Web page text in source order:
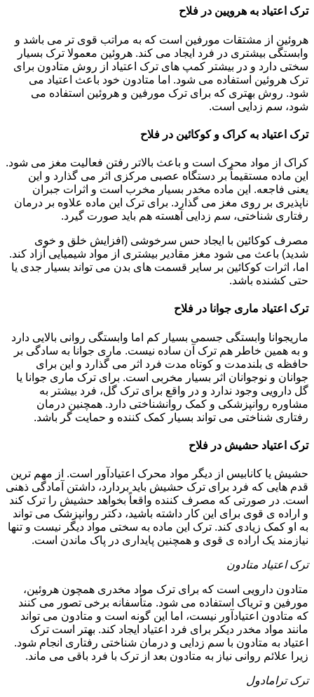
ترک اعتیاد به هرویین در فلاح
هروئین از مشتقات مورفین است که به مراتب قوی تر می باشد و
وابستگی بیشتری در فرد ایجاد می کند. هروئین معمولا ترک بسیار
سختی دارد و در بیشتر کمپ های ترک اعتیاد از روش متادون برای
ترک هروئین استفاده می شود. اما متادون خود باعث اعتیاد می
شود. روش بهتری که برای ترک مورفین و هروئین استفاده می
شود، سم زدایی است.
ترک اعتیاد به کراک و کوکائین در فلاح
کراک از مواد محرک است و باعث بالاتر رفتن فعالیت مغز می شود.
این ماده مستقیماً بر دستگاه عصبی مرکزی اثر می گذارد و این
یعنی فاجعه. این ماده مخدر بسیار مخرب است و اثرات جبران
ناپذیری بر روی مغز می گذارد. برای ترک این ماده علاوه بر درمان
رفتاری شناختی، سم زدایی آهسته هم باید صورت گیرد.
مصرف کوکائین با ایجاد حس سرخوشی (افزایش خلق و خوی
شدید) باعث می شود مغز مقادیر بیشتری از مواد شیمیایی آزاد کند.
اما، اثرات کوکائین بر سایر قسمت های بدن می تواند بسیار جدی یا
حتی کشنده باشد.
ترک اعتیاد ماری جوانا در فلاح
ماریجوانا وابستگی جسمی بسیار کم اما وابستگی روانی بالایی دارد
و به همین خاطر هم ترک آن ساده نیست. ماری جوانا به سادگی بر
حافظه ی بلندمدت و کوتاه مدت فرد اثر می گذارد و این برای
جوانان و نوجوانان اثر بسیار مخربی است. برای ترک ماری جوانا یا
گل دارویی وجود ندارد و در واقع برای ترک گل، فرد بیشتر به
مشاوره روانپزشکی و کمک روانشناختی دارد. همچنین درمان
رفتاری شناختی می تواند بسیار کمک کننده و حمایت گر باشد.
ترک اعتیاد حشیش در فلاح
حشیش یا کانابیس از دیگر مواد محرک اعتیادآور است. از مهم ترین
قدم هایی که فرد برای ترک حشیش باید بردارد، داشتن آمادگی ذهنی
است. در صورتی که مصرف کننده واقعاً بخواهد حشیش را ترک کند
و اراده ی قوی برای این کار داشته باشید، دکتر روانپزشک می تواند
به او کمک زیادی کند. ترک این ماده به سختی مواد دیگر نیست و تنها
نیازمند یک اراده ی قوی و همچنین پایداری در پاک ماندن است.
ترک اعتیاد متادون
متادون دارویی است که برای ترک مواد مخدری همچون هروئین،
مورفین و تریاک استفاده می شود. متأسفانه برخی تصور می کنند
که متادون اعتیادآور نیست، اما این گونه است و متادون می تواند
مانند مواد مخدر دیکر برای فرد اعتیاد ایجاد کند. بهتر است ترک
اعتیاد به متادون با سم زدایی و درمان شناختی رفتاری انجام شود.
زیرا علائم روانی نیاز به متادون بعد از ترک با فرد باقی می ماند.
ترک ترامادول